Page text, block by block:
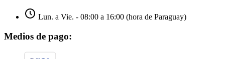
Lun. a Vie. - 08:00 a 16:00 (hora de Paraguay)
Medios de pago: